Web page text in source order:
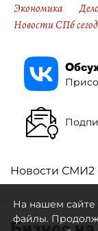
Экономика
Новости СПб
Новости СМИ2
На нашем сайте
файлы.